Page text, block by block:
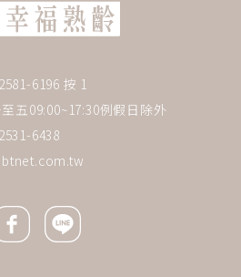
6196 按 1
五09:00~17:30例假日除外
6438
icon
Line icon